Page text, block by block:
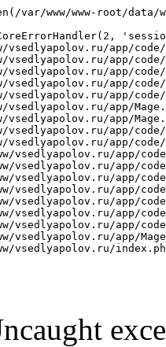
var/www/www-root/data/
vsedlyapolov.ru/app/
vsedlyapolov.ru/app/
vsedlyapolov.ru/app/
vsedlyapolov.ru/app/
vsedlyapolov.ru/app/
vsedlyapolov.ru/app/
vsedlyapolov.ru/app/
vsedlyapolov.ru/app/
vsedlyapolov.ru/app/
vsedlyapolov.ru/app/
vsedlyapolov.ru/app/
vsedlyapolov.ru/app/
vsedlyapolov.ru/app/
vsedlyapolov.ru/app/
vsedlyapolov.ru/app/
vsedlyapolov.ru/app/
vsedlyapolov.ru/app/
vsedlyapolov.ru/